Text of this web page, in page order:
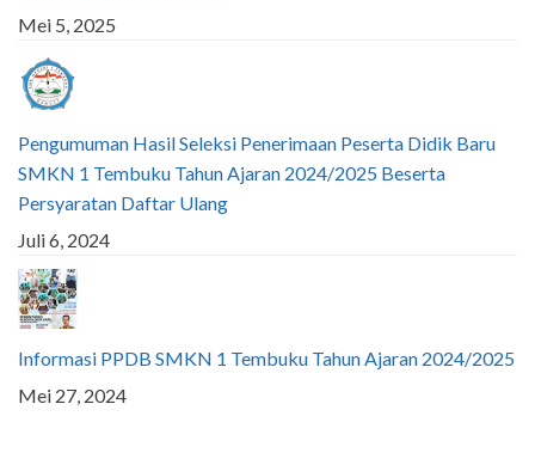
Mei 5, 2025
Pengumuman Hasil Seleksi Penerimaan Peserta Didik Baru
SMKN 1 Tembuku Tahun Ajaran 2024/2025 Beserta
Persyaratan Daftar Ulang
Juli 6, 2024
Informasi PPDB SMKN 1 Tembuku Tahun Ajaran 2024/2025
Mei 27, 2024